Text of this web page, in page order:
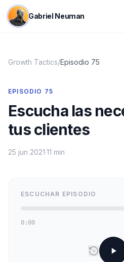
Gabriel Neuman
Growth Tactics/Episodio 75
EPISODIO 75
Escucha las
tus clientes
25 jun 2021·11 min
ESCUCHAR EPISODIO
0:00
15